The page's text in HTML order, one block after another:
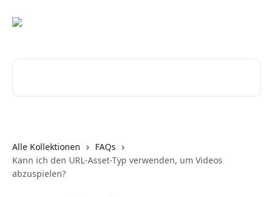
Alle Kollektionen
FAQs
Kann ich den URL-Asset-Typ verwenden, um Videos
abzuspielen?